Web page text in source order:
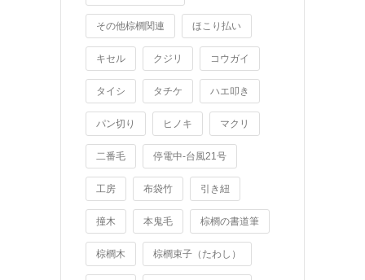
その他棕櫚関連 ほこり払い
キセル クジリ コウガイ
タイシ タチケ ハエ叩き
パン切り ヒノキ マクリ
二番毛 停電中-台風21号
工房 布袋竹 引き紐
撞木 本鬼毛 棕櫚の書道筆
棕櫚木 棕櫚束子（たわし）